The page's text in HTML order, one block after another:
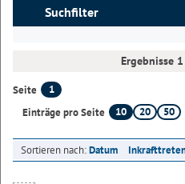
Suchfilter
Ergebnisse
Seite
1
Einträge pro Seite
10 20 50
Sortieren nach:Datum